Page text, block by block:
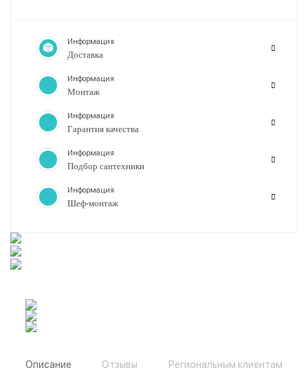
Информация
Доставка
Информация
Монтаж
Информация
Гарантия качества
Информация
Подбор сантехники
Информация
Шеф-монтаж
Описание Отзывы Региональным клиентам